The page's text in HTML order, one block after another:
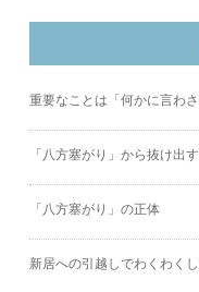
重要なことは「何かに言わ
「八方塞がり」から抜け出
「八方塞がり」の正体
新居への引越しでわくわく